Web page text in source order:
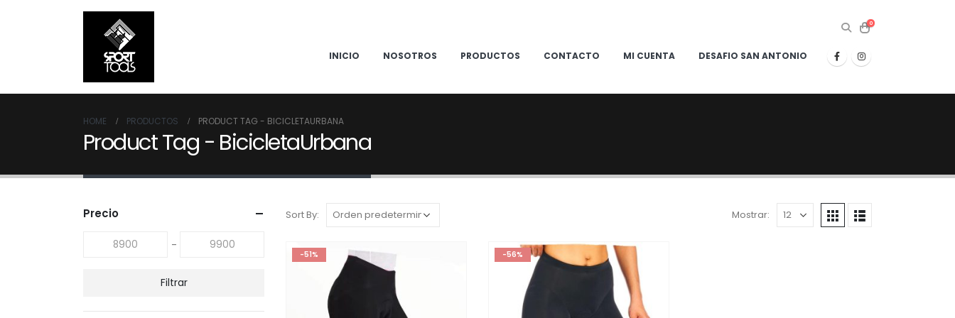
0
INICIO NOSOTROS PRODUCTOS CONTACTO MI CUENTA DESAFIO SAN ANTONIO
HOME PRODUCTOS PRODUCT TAG - BICICLETAURBANA
Product Tag - BicicletaUrbana
Sort By: Mostrar:
-51% -56%
Precio
-
Filtrar